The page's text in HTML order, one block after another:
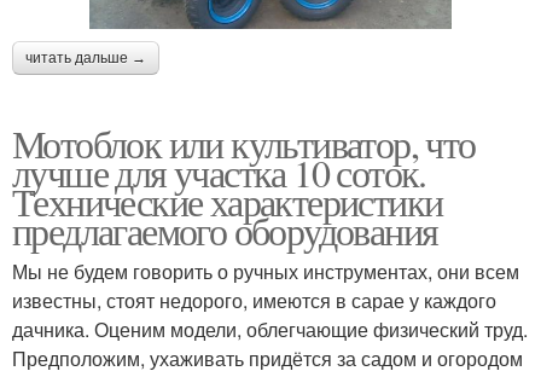
читать дальше →
Мотоблок или культиватор, что
лучше для участка 10 соток.
Технические характеристики
предлагаемого оборудования
Мы не будем говорить о ручных инструментах, они всем
известны, стоят недорого, имеются в сарае у каждого
дачника. Оценим модели, облегчающие физический труд.
Предположим, ухаживать придётся за садом и огородом